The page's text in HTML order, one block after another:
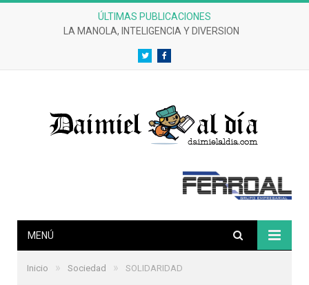
ÚLTIMAS PUBLICACIONES
LA MANOLA, INTELIGENCIA Y DIVERSION
TwitterFacebook
MENÚ
Inicio » Sociedad » SOLIDARIDAD